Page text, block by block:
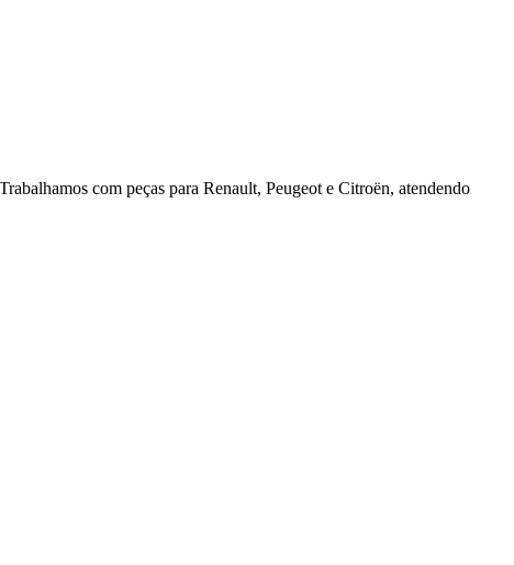
com peças para Renault, Peugeot e Citroën, atendendo